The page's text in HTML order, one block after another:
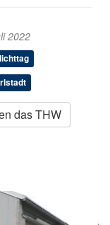
2022
das THW